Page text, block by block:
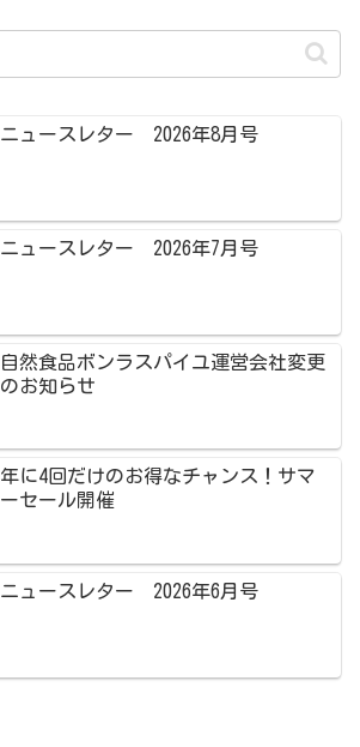
ニュースレター 2026年8月号
ニュースレター 2026年7月号
自然食品ボンラスパイユ運営会社変更
のお知らせ
年に4回だけのお得なチャンス！サマ
ーセール開催
ニュースレター 2026年6月号